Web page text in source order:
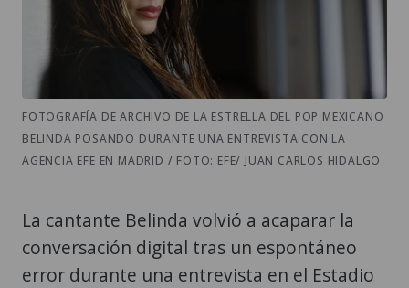
FOTOGRAFÍA DE ARCHIVO DE LA ESTRELLA DEL POP MEXICANO
BELINDA POSANDO DURANTE UNA ENTREVISTA CON LA
AGENCIA EFE EN MADRID / FOTO: EFE/ JUAN CARLOS HIDALGO
La cantante Belinda volvió a acaparar la
conversación digital tras un espontáneo
error durante una entrevista en el Estadio